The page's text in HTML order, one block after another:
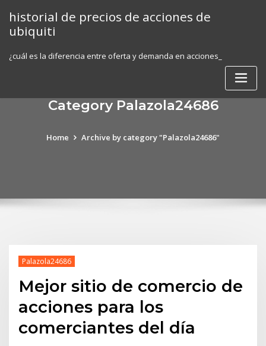
content
historial de precios de acciones de
ubiquiti
¿cuál es la diferencia entre oferta y demanda en acciones_
Category Palazola24686
Home Archive by category "Palazola24686"
Palazola24686
Mejor sitio de comercio de
acciones para los
comerciantes del día